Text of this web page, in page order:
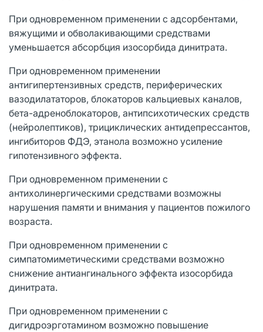
При одновременном применении с адсорбентами,
вяжущими и обволакивающими средствами
уменьшается абсорбция изосорбида динитрата.
При одновременном применении
антигипертензивных средств, периферических
вазодилататоров, блокаторов кальциевых каналов,
бета-адреноблокаторов, антипсихотических средств
(нейролептиков), трициклических антидепрессантов,
ингибиторов ФДЭ, этанола возможно усиление
гипотензивного эффекта.
При одновременном применении с
антихолинергическими средствами возможны
нарушения памяти и внимания у пациентов пожилого
возраста.
При одновременном применении с
симпатомиметическими средствами возможно
снижение антиангинального эффекта изосорбида
динитрата.
При одновременном применении с
дигидроэрготамином возможно повышение